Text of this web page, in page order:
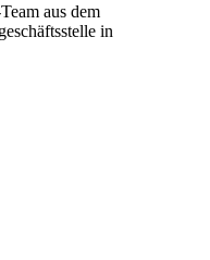
aus dem
in